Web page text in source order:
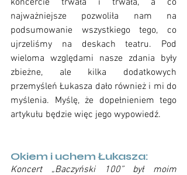
koncercie trwała i trwała, a co
najważniejsze pozwoliła nam na
podsumowanie wszystkiego tego, co
ujrzeliśmy na deskach teatru. Pod
wieloma względami nasze zdania były
zbieżne, ale kilka dodatkowych
przemyśleń Łukasza dało również i mi do
myślenia. Myślę, że dopełnieniem tego
artykułu będzie więc jego wypowiedź.
Okiem i uchem Łukasza:
Koncert „Baczyński 100” był moim